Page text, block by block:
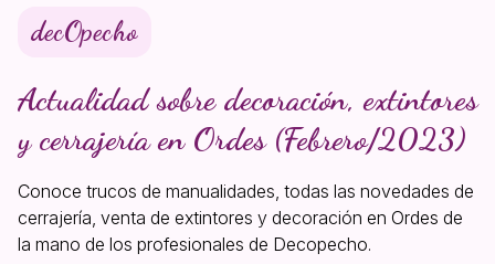
decOpecho
Actualidad sobre decoración, extintores
y cerrajería en Ordes (Febrero/2023)
Conoce trucos de manualidades, todas las novedades de
cerrajería, venta de extintores y decoración en Ordes de
la mano de los profesionales de Decopecho.